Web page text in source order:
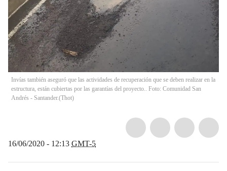
Invías también aseguró que las actividades de recuperación que se deben realizar en la
estructura, están cubiertas por las garantías del proyecto.. Foto: Comunidad San
Andrés - Santander.(Thot)
16/06/2020 - 12:13 GMT-5